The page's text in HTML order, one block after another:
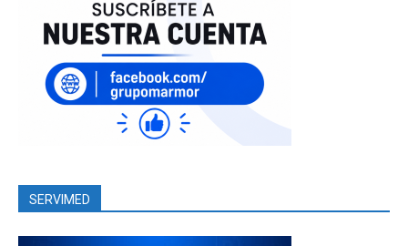
SERVIMED